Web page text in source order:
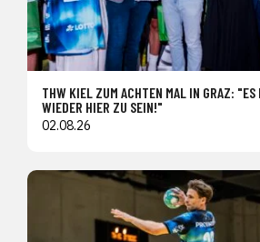
THW KIEL ZUM ACHTEN MAL IN GRAZ: "ES
WIEDER HIER ZU SEIN!"
02.08.26